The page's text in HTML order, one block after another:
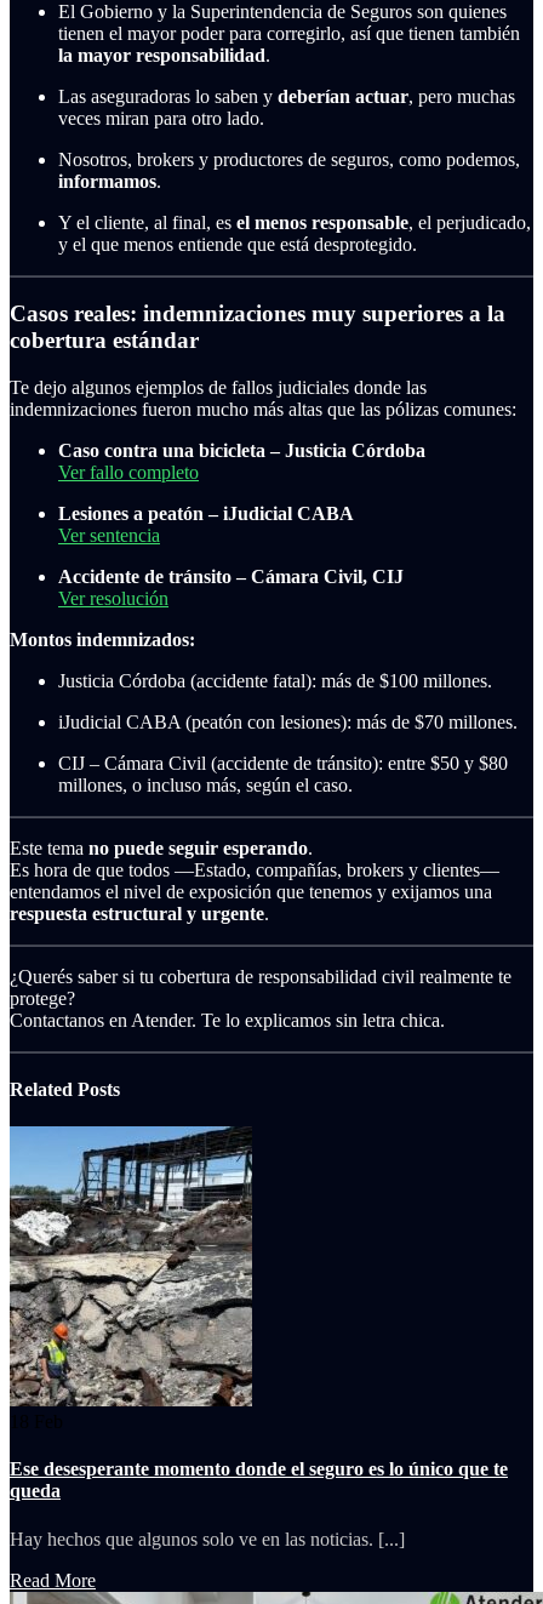
El Gobierno y la Superintendencia de Seguros son quienes
tienen el mayor poder para corregirlo, así que tienen también
la mayor responsabilidad.
Las aseguradoras lo saben y deberían actuar, pero muchas
veces miran para otro lado.
Nosotros, brokers y productores de seguros, como podemos,
informamos.
Y el cliente, al final, es el menos responsable, el perjudicado,
y el que menos entiende que está desprotegido.
Casos reales: indemnizaciones muy superiores a la
cobertura estándar
Te dejo algunos ejemplos de fallos judiciales donde las
indemnizaciones fueron mucho más altas que las pólizas comunes:
Caso contra una bicicleta – Justicia Córdoba
Ver fallo completo
Lesiones a peatón – iJudicial CABA
Ver sentencia
Accidente de tránsito – Cámara Civil, CIJ
Ver resolución
Montos indemnizados:
Justicia Córdoba (accidente fatal): más de $100 millones.
iJudicial CABA (peatón con lesiones): más de $70 millones.
CIJ – Cámara Civil (accidente de tránsito): entre $50 y $80
millones, o incluso más, según el caso.
Este tema no puede seguir esperando.
Es hora de que todos —Estado, compañías, brokers y clientes—
entendamos el nivel de exposición que tenemos y exijamos una
respuesta estructural y urgente.
¿Querés saber si tu cobertura de responsabilidad civil realmente te
protege?
Contactanos en Atender. Te lo explicamos sin letra chica.
Related Posts
Ese desesperante momento donde el seguro es lo único que te
queda
Hay hechos que algunos solo ve en las noticias. [...]
Read More